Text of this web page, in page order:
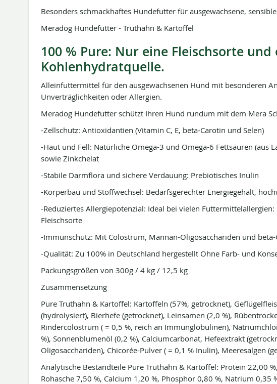
Besonders schmackhaftes Hundefutter für ausgewachsene,
Meradog Hundefutter - Truthahn & Kartoffel
100 % Pure: Nur eine Fleischsorte und
Kohlenhydratquelle.
Alleinfuttermittel für den ausgewachsenen Hund mit besonderen
Unverträglichkeiten oder Allergien.
Meradog Hundefutter schützt Ihren Hund rundum mit dem Mera
-Zellschutz: Antioxidantien (Vitamin C, E, beta-Carotin und Selen)
-Haut und Fell: Natürliche Omega-3 und Omega-6 Fettsäuren (aus
sowie Zinkchelat
-Stabile Darmflora und sichere Verdauung: Prebiotisches Inulin
-Körperbau und Stoffwechsel: Bedarfsgerechter Energiegehalt,
-Reduziertes Allergiepotenzial: Ideal bei vielen
Fleischsorte
-Immunschutz: Mit Colostrum, Mannan-Oligosacchariden und beta-
-Qualität: Zu 100% in Deutschland hergestellt Ohne Farb- und
Packungsgrößen von 300g / 4 kg / 12,5 kg
Zusammensetzung
Pure Truthahn & Kartoffel: Kartoffeln (57%, getrocknet),
(hydrolysiert), Bierhefe (getrocknet), Leinsamen (2,0 %),
Rindercolostrum ( = 0,5 %, reich an Immunglobulinen),
%), Sonnenblumenöl (0,2 %), Calciumcarbonat, Hefeextrakt
Oligosacchariden), Chicorée-Pulver ( = 0,1 % Inulin), Meeresalgen
Analytische Bestandteile Pure Truthahn & Kartoffel: Protein 22,00
Rohasche 7,50 %, Calcium 1,20 %, Phosphor 0,80 %, Natrium 0,35